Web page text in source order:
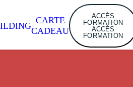
CARTE
CADEAU
ACCÈS
FORMATION
ACCÈS
FORMATION